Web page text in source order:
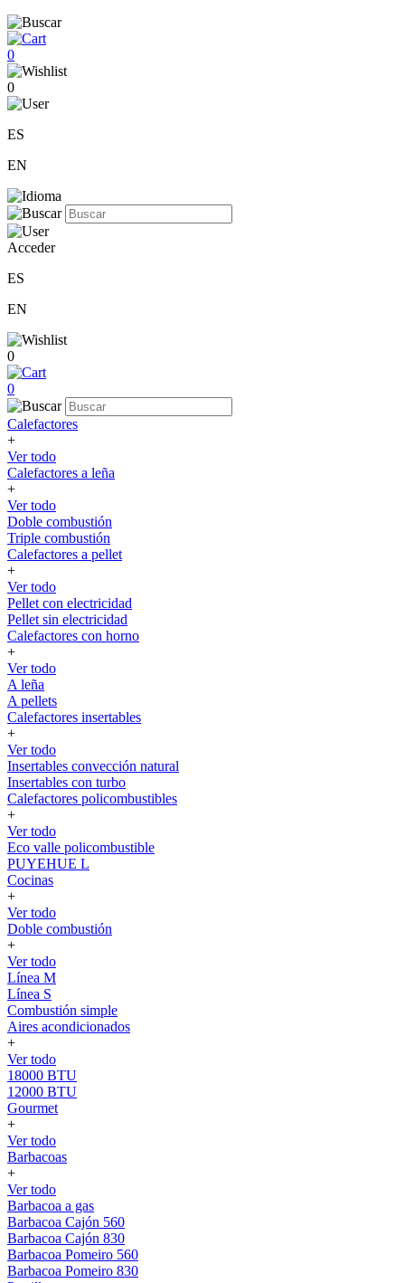
0
0
ES
EN
Acceder
ES
EN
0
0
Calefactores
+
Ver todo
Calefactores a leña
+
Ver todo
Doble combustión
Triple combustión
Calefactores a pellet
+
Ver todo
Pellet con electricidad
Pellet sin electricidad
Calefactores con horno
+
Ver todo
A leña
A pellets
Calefactores insertables
+
Ver todo
Insertables convección natural
Insertables con turbo
Calefactores policombustibles
+
Ver todo
Eco valle policombustible
PUYEHUE L
Cocinas
+
Ver todo
Doble combustión
+
Ver todo
Línea M
Línea S
Combustión simple
Aires acondicionados
+
Ver todo
18000 BTU
12000 BTU
Gourmet
+
Ver todo
Barbacoas
+
Ver todo
Barbacoa a gas
Barbacoa Cajón 560
Barbacoa Cajón 830
Barbacoa Pomeiro 560
Barbacoa Pomeiro 830